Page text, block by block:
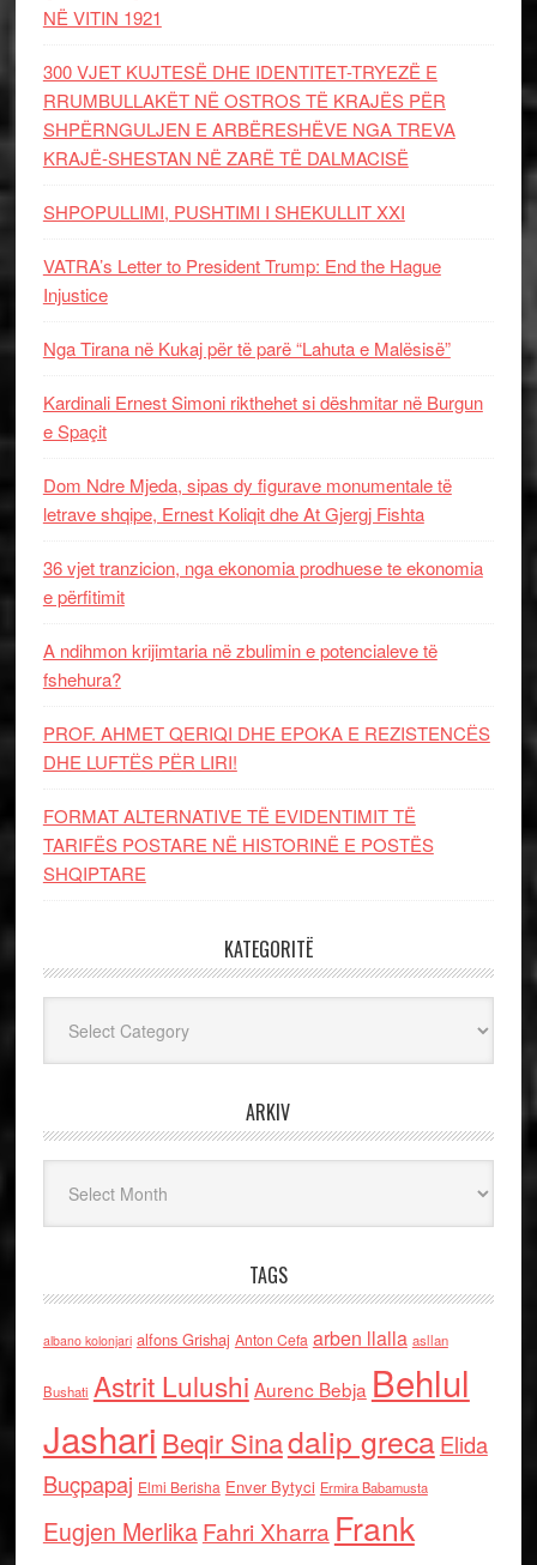
NË VITIN 1921
300 VJET KUJTESË DHE IDENTITET-TRYEZË E
RRUMBULLAKËT NË OSTROS TË KRAJËS PËR
SHPËRNGULJEN E ARBËRESHËVE NGA TREVA
KRAJË-SHESTAN NË ZARË TË DALMACISË
SHPOPULLIMI, PUSHTIMI I SHEKULLIT XXI
VATRA’s Letter to President Trump: End the Hague
Injustice
Nga Tirana në Kukaj për të parë “Lahuta e Malësisë”
Kardinali Ernest Simoni rikthehet si dëshmitar në Burgun
e Spaçit
Dom Ndre Mjeda, sipas dy figurave monumentale të
letrave shqipe, Ernest Koliqit dhe At Gjergj Fishta
36 vjet tranzicion, nga ekonomia prodhuese te ekonomia
e përfitimit
A ndihmon krijimtaria në zbulimin e potencialeve të
fshehura?
PROF. AHMET QERIQI DHE EPOKA E REZISTENCЁS
DHE LUFTЁS PЁR LIRI!
FORMAT ALTERNATIVE TË EVIDENTIMIT TË
TARIFËS POSTARE NË HISTORINË E POSTËS
SHQIPTARE
KATEGORITË
ARKIV
TAGS
albano kolonjari alfons Grishaj Anton Cefa arben llalla asllan
Bushati Astrit Lulushi Aurenc Bebja Behlul
Jashari Beqir Sinadalip grecaElida
Buçpapaj Elmi Berisha Enver Bytyci Ermira Babamusta
Eugjen MerlikaFahri Xharra Frank